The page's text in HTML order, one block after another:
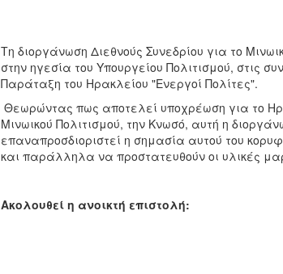
Τη διοργάνωση Διεθνούς Συνεδρίου για το
στην ηγεσία του Υπουργείου Πολιτισμού, στις
Παράταξη του Ηρακλείου "Ενεργοί Πολίτες".
Θεωρώντας πως αποτελεί υποχρέωση για το
Μινωικού Πολιτισμού, την Κνωσό, αυτή η
επαναπροσδιοριστεί η σημασία αυτού του
και παράλληλα να προστατευθούν οι υλικές
Ακολουθεί η ανοικτή επιστολή: